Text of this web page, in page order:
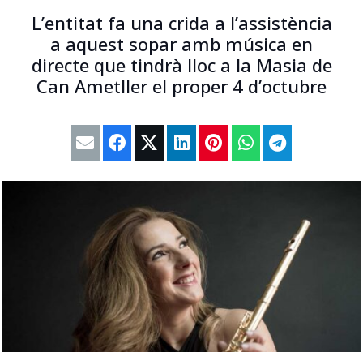
L’entitat fa una crida a l’assistència
a aquest sopar amb música en
directe que tindrà lloc a la Masia de
Can Ametller el proper 4 d’octubre